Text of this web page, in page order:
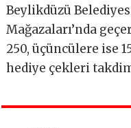
Beylikdüzü
Mağazaları’nda
250, üçüncülere ise
hediye çekleri